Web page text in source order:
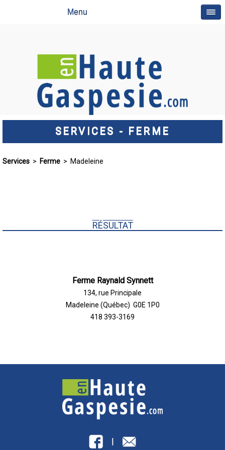
Menu
SERVICES - FERME
Services > Ferme > Madeleine
RÉSULTAT
Ferme Raynald Synnett
134, rue Principale
Madeleine (Québec) G0E 1P0
418 393-3169
|